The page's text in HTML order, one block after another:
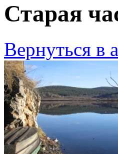
Старая
Вернуться в